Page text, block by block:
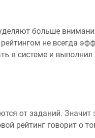
больше
не всегда
в системе и
от заданий. Значит
рейтинг говорит о